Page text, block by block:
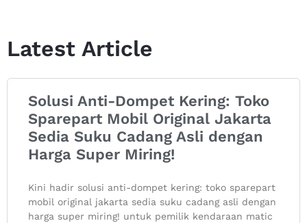
Latest Article
Solusi Anti-Dompet Kering: Toko
Sparepart Mobil Original Jakarta
Sedia Suku Cadang Asli dengan
Harga Super Miring!
Kini hadir solusi anti-dompet kering: toko sparepart
mobil original jakarta sedia suku cadang asli dengan
harga super miring! untuk pemilik kendaraan matic